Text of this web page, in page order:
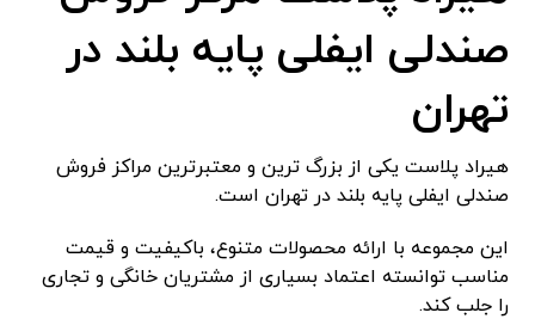
صندلی ایفلی پایه بلند در
تهران
هیراد پلاست یکی از بزرگ ترین و معتبرترین مراکز فروش
صندلی ایفلی پایه بلند در تهران است.
این مجموعه با ارائه محصولات متنوع، باکیفیت و قیمت
مناسب توانسته اعتماد بسیاری از مشتریان خانگی و تجاری
را جلب کند.